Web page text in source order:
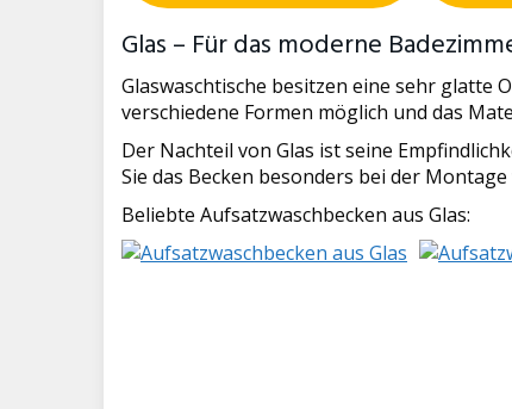
Glas – Für das moderne
Glaswaschtische besitzen eine sehr glatte
verschiedene Formen möglich und das
Der Nachteil von Glas ist seine
Sie das Becken besonders bei der
Beliebte Aufsatzwaschbecken aus Glas: